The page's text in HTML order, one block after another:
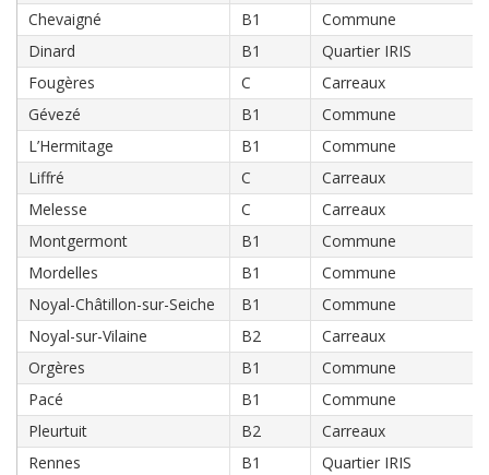
Chevaigné B1
Commune
Dinard
B1
Quartier IRIS
Fougères
C
Carreaux
Gévezé
B1
Commune
L’Hermitage
B1
Commune
Liffré
C
Carreaux
Melesse
C
Carreaux
Montgermont
B1
Commune
Mordelles
B1
Commune
Noyal-Châtillon-sur-Seiche
B1
Commune
Noyal-sur-Vilaine
B2
Carreaux
Orgères
B1
Commune
Pacé
B1
Commune
Pleurtuit
B2
Carreaux
Rennes
B1
Quartier IRIS